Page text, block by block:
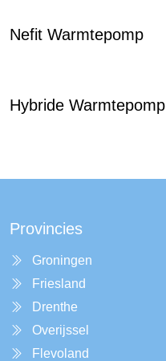
Nefit Warmtepomp
Hybride Warmtepomp
Provincies
Groningen
Friesland
Drenthe
Overijssel
Flevoland